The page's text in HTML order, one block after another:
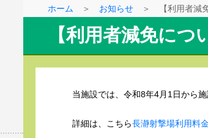
ホーム ＞ お知らせ ＞ 【利用者減免
【利用者減免につ
当施設では、令和8年4月1日から
詳細は、こちら長瀞射撃場利用料